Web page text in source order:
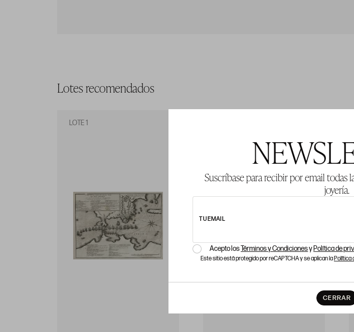
Suscríbase para recibir por email todas
joyería.
TU EMAIL
Acepto losTérminos y Condicionesy Política de
Este sitio está protegido por reCAPTCHA y se aplican laPolítica
CERRAR
Lotes recomendados
LOTE 1